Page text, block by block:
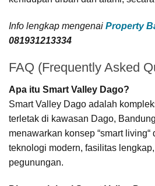
Info lengkap mengenai Property
081931213334
FAQ (Frequently Asked
Apa itu Smart Valley Dago?
Smart Valley Dago adalah
terletak di kawasan Dago,
menawarkan konsep “smart living“
teknologi modern, fasilitas
pegunungan.